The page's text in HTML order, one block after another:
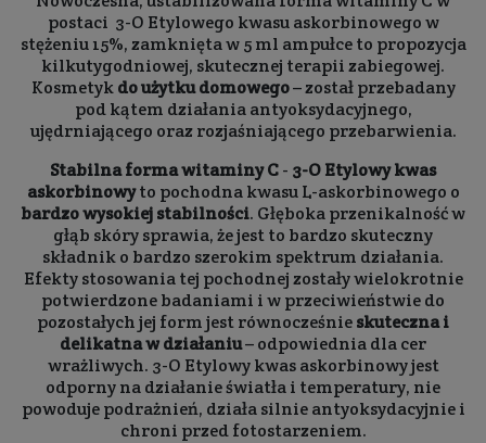
postaci 3-O Etylowego kwasu askorbinowego w
stężeniu 15%, zamknięta w 5 ml ampułce to propozycja
kilkutygodniowej, skutecznej terapii zabiegowej.
Kosmetykdo użytku domowego– został przebadany
pod kątem działania antyoksydacyjnego,
ujędrniającego oraz rozjaśniającego przebarwienia.
Stabilna forma witaminy C- 3-O Etylowy kwas
askorbinowyto pochodna kwasu L-askorbinowego o
bardzo wysokiej stabilności. Głęboka przenikalność w
głąb skóry sprawia, że jest to bardzo skuteczny
składnik o bardzo szerokim spektrum działania.
Efekty stosowania tej pochodnej zostały wielokrotnie
potwierdzone badaniami i w przeciwieństwie do
pozostałych jej form jest równocześnieskuteczna i
delikatna w działaniu– odpowiednia dla cer
wrażliwych. 3-O Etylowy kwas askorbinowy jest
odporny na działanie światła i temperatury, nie
powoduje podrażnień, działa silnie antyoksydacyjnie i
chroni przed fotostarzeniem.